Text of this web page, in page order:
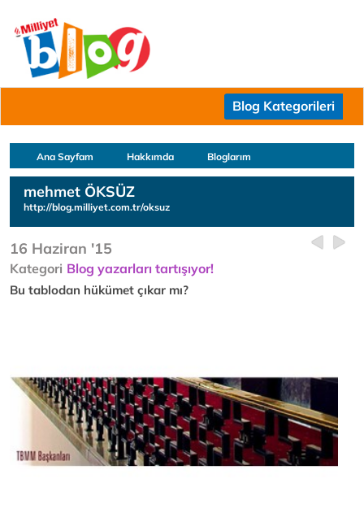
Blog Kategorileri
Ana Sayfam Hakkımda Bloglarım
mehmet ÖKSÜZ
http://blog.milliyet.com.tr/oksuz
16 Haziran '15
Kategori Blog yazarları tartışıyor!
Bu tablodan hükümet çıkar mı?